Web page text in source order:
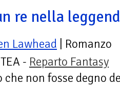
re nella
Lawhead | Romanzo
- Reparto Fantasy
che non fosse degno